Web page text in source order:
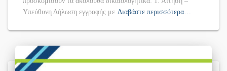
Υπεύθυνη Δήλωση εγγραφής με Διαβάστε περισσότερα…